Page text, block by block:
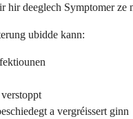
deeglech Symptomer ze
ubidde kann:
a vergréissert ginn